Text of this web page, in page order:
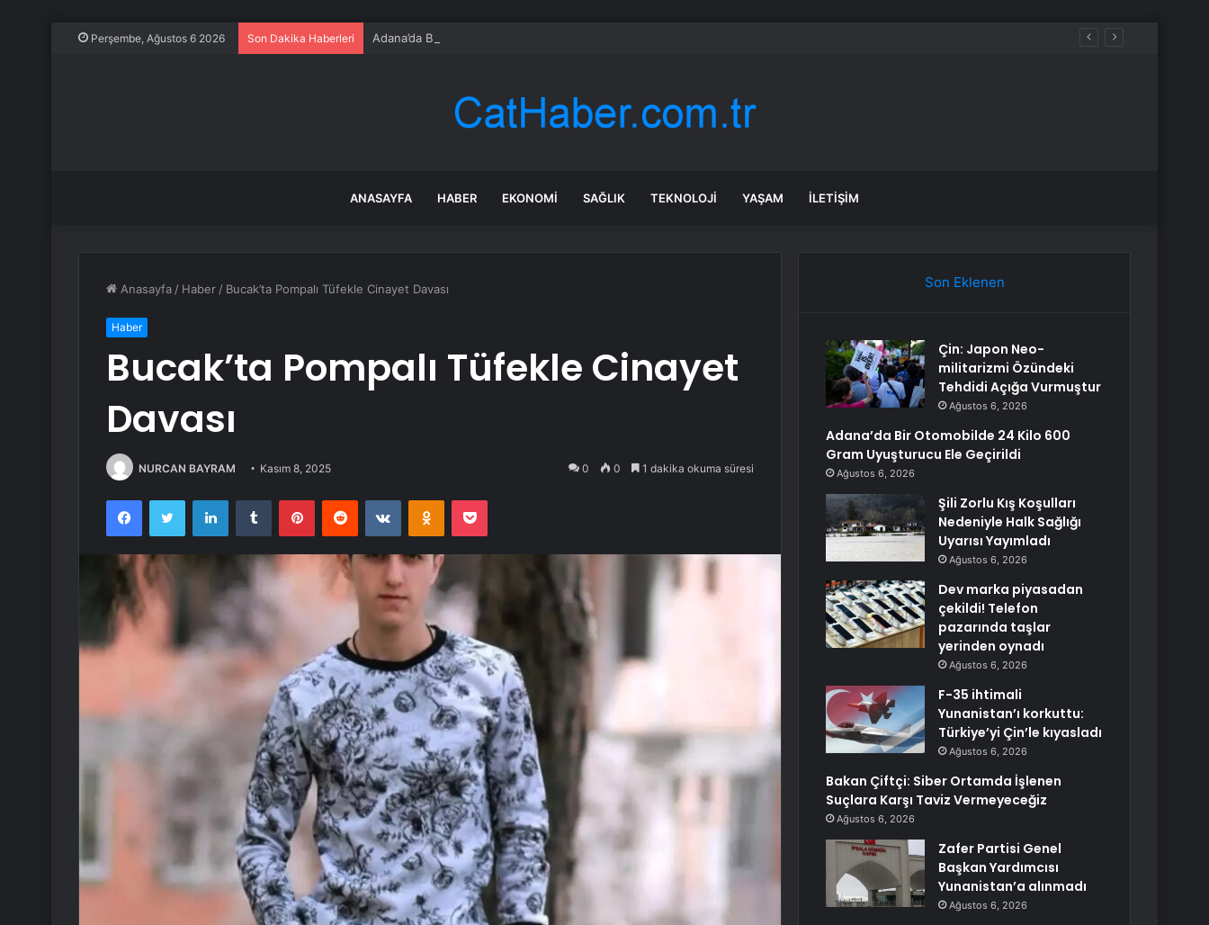
Perşembe, Ağustos 6 2026 Son Dakika Haberleri Adana’da Bir Otomobilde 24 Kilo 600 Gram Uyuşturucu Ele Geçirildi
ANASAYFA HABER EKONOMI SAĞLIK TEKNOLOJI YAŞAM İLETIŞIM
Anasayfa / Haber / Bucak’ta Pompalı Tüfekle Cinayet Davası
Haber
Bucak’ta Pompalı Tüfekle Cinayet
Davası
NURCAN BAYRAM Kasım 8, 2025 0 0 1 dakika okuma süresi
FacebookTwitter LinkedInTumblr PinterestReddit VKontakteOdnoklassniki
Pocket
Son Eklenen
Çin: Japon Neo-
militarizmi Özündeki
Tehdidi Açığa Vurmuştur
Ağustos 6, 2026
Adana’da Bir Otomobilde 24 Kilo 600
Gram Uyuşturucu Ele Geçirildi
Ağustos 6, 2026
Şili Zorlu Kış Koşulları
Nedeniyle Halk Sağlığı
Uyarısı Yayımladı
Ağustos 6, 2026
Dev marka piyasadan
çekildi! Telefon
pazarında taşlar
yerinden oynadı
Ağustos 6, 2026
F-35 ihtimali
Yunanistan’ı korkuttu:
Türkiye’yi Çin’le kıyasladı
Ağustos 6, 2026
Bakan Çiftçi: Siber Ortamda İşlenen
Suçlara Karşı Taviz Vermeyeceğiz
Ağustos 6, 2026
Zafer Partisi Genel
Başkan Yardımcısı
Yunanistan’a alınmadı
Ağustos 6, 2026